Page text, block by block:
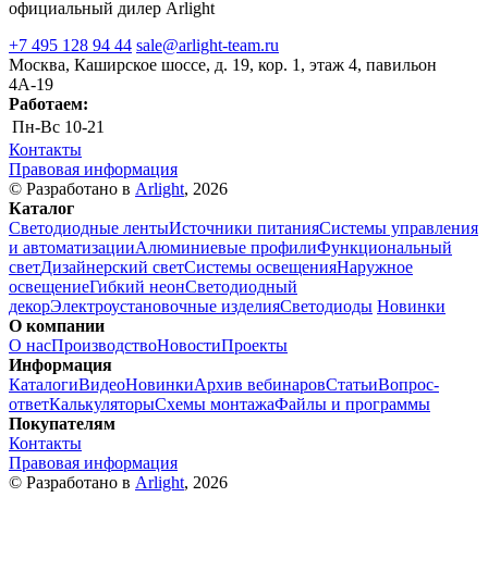
официальный дилер Arlight
+7 495 128 94 44 sale@arlight-team.ru
Москва, Каширское шоссе, д. 19, кор. 1, этаж 4, павильон
4А-19
Работаем:
Пн-Вс 10-21
Контакты
Правовая информация
© Разработано в Arlight, 2026
Каталог
Светодиодные лентыИсточники питанияСистемы управления
и автоматизацииАлюминиевые профилиФункциональный
светДизайнерский светСистемы освещенияНаружное
освещениеГибкий неонСветодиодный
декорЭлектроустановочные изделияСветодиоды Новинки
О компании
О насПроизводствоНовостиПроекты
Информация
КаталогиВидеоНовинкиАрхив вебинаровСтатьиВопрос-
ответКалькуляторыСхемы монтажаФайлы и программы
Покупателям
Контакты
Правовая информация
© Разработано в Arlight, 2026